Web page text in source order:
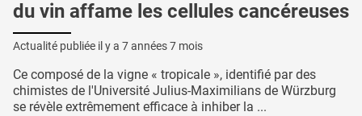
du vin affame les cellules cancéreuses
Actualité publiée il y a 7 années 7 mois
Ce composé de la vigne « tropicale », identifié par des
chimistes de l'Université Julius-Maximilians de Würzburg
se révèle extrêmement efficace à inhiber la ...